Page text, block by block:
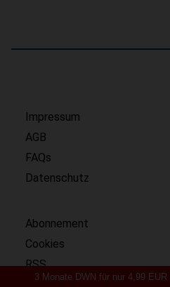
Impressum
AGB
FAQs
Datenschutz
Abonnement
Cookies
RSS
3 Monate DWN für nur 4,99 EUR